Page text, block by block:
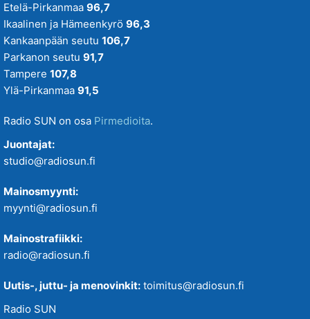
Etelä-Pirkanmaa 96,7
Ikaalinen ja Hämeenkyrö 96,3
Kankaanpään seutu 106,7
Parkanon seutu 91,7
Tampere 107,8
Ylä-Pirkanmaa 91,5
Radio SUN on osa Pirmedioita.
Juontajat:
studio@radiosun.fi
Mainosmyynti:
myynti@radiosun.fi
Mainostrafiikki:
radio@radiosun.fi
Uutis-, juttu- ja menovinkit: toimitus@radiosun.fi
Radio SUN